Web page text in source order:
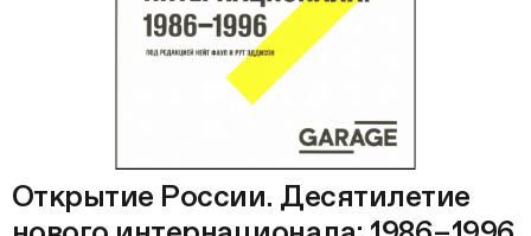
Открытие России. Десятилетие